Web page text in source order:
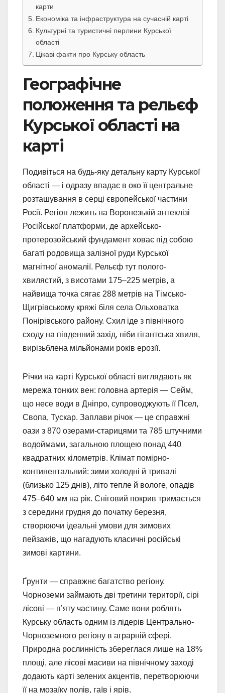
карти
Економіка та інфраструктура на сучасній карті
Культурні та туристичні перлини Курської
області
Цікаві факти про Курську область
Географічне
положення та рельєф
Курської області на
карті
Подивіться на будь-яку детальну карту Курської
області — і одразу впадає в око її центральне
розташування в серці європейської частини
Росії. Регіон лежить на Воронезькій антеклізі
Російської платформи, де архейсько-
протерозойський фундамент ховає під собою
багаті родовища залізної руди Курської
магнітної аномалії. Рельєф тут полого-
хвилястий, з висотами 175–225 метрів, а
найвища точка сягає 288 метрів на Тімсько-
Щигрівському кряжі біля села Ольховатка
Понірівського району. Схил іде з північного
сходу на південний захід, ніби гігантська хвиля,
вирізьблена мільйонами років ерозії.
Річки на карті Курської області виглядають як
мережа тонких вен: головна артерія — Сейм,
що несе води в Дніпро, супроводжують її Псел,
Свопа, Тускар. Заплави річок — це справжні
оази з 870 озерами-старицями та 785 штучними
водоймами, загальною площею понад 440
квадратних кілометрів. Клімат помірно-
континентальний: зими холодні й тривалі
(близько 125 днів), літо тепле й вологе, опадів
475–640 мм на рік. Сніговий покрив тримається
з середини грудня до початку березня,
створюючи ідеальні умови для зимових
пейзажів, що нагадують класичні російські
зимові картини.
Ґрунти — справжнє багатство регіону.
Чорноземи займають дві третини території, сірі
лісові — п’яту частину. Саме вони роблять
Курську область одним із лідерів Центрально-
Чорноземного регіону в аграрній сфері.
Природна рослинність збереглася лише на 18%
площі, але лісові масиви на північному заході
додають карті зелених акцентів, перетворюючи
її на мозаїку полів, гаїв і ярів.